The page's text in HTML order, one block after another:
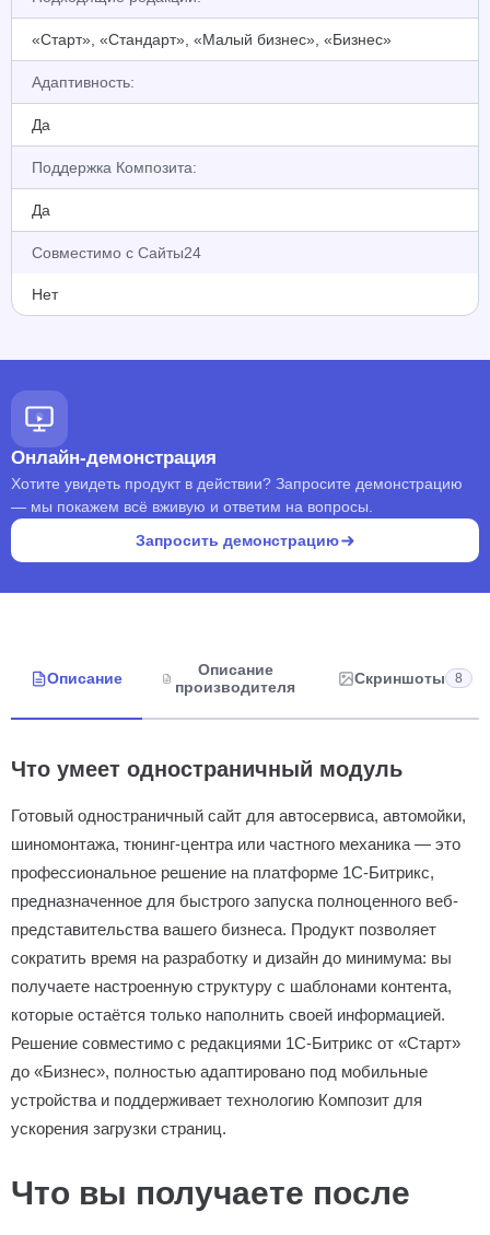
«Старт», «Стандарт», «Малый бизнес», «Бизнес»
Адаптивность:
Да
Поддержка Композита:
Да
Совместимо с Сайты24
Нет
Онлайн-демонстрация
Хотите увидеть продукт в действии? Запросите демонстрацию
— мы покажем всё вживую и ответим на вопросы.
Запросить демонстрацию
Описание
Описание
производителя
Скриншоты 8
Что умеет одностраничный модуль
Готовый одностраничный сайт для автосервиса, автомойки,
шиномонтажа, тюнинг-центра или частного механика — это
профессиональное решение на платформе 1С-Битрикс,
предназначенное для быстрого запуска полноценного веб-
представительства вашего бизнеса. Продукт позволяет
сократить время на разработку и дизайн до минимума: вы
получаете настроенную структуру с шаблонами контента,
которые остаётся только наполнить своей информацией.
Решение совместимо с редакциями 1С-Битрикс от «Старт»
до «Бизнес», полностью адаптировано под мобильные
устройства и поддерживает технологию Композит для
ускорения загрузки страниц.
Что вы получаете после